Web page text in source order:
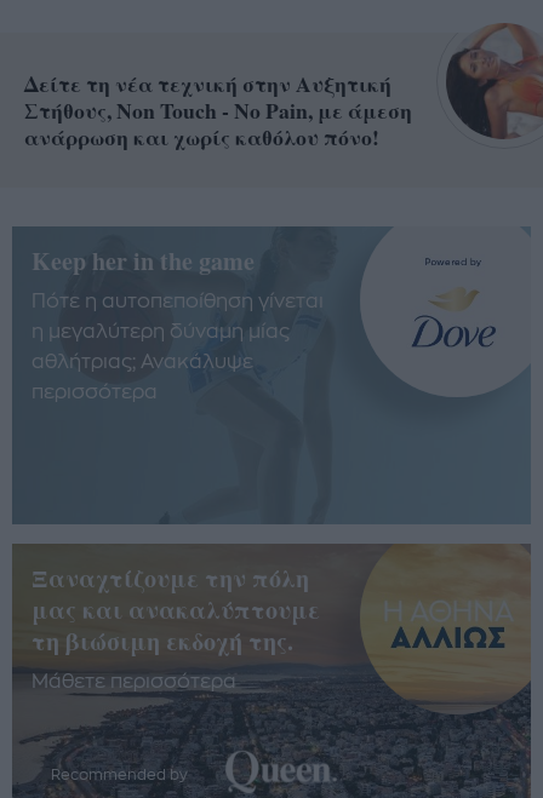
Δείτε τη νέα τεχνική στην Αυξητική
Στήθους, Non Touch - No Pain, με άμεση
ανάρρωση και χωρίς καθόλου πόνο!
Keep her in the game
Πότε η αυτοπεποίθηση γίνεται
η μεγαλύτερη δύναμη μίας
αθλήτριας; Ανακάλυψε
περισσότερα
Ξαναχτίζουμε την πόλη
μας και ανακαλύπτουμε
τη βιώσιμη εκδοχή της.
Μάθετε περισσότερα
Recommended by